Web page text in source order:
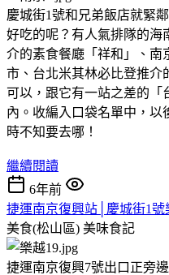
慶城街1號和兄弟飯店就緊
好吃的呢？有人氣排隊的海
介的素食餐廰「祥和」、南
市、台北米其林必比登推介
可以，跟它有一站之差的「
內。收編入口袋名單中，以
時不知要去哪！
繼續閱讀
6年前
捷運南京復興站│慶城街1
美食(松山區) 美味食記
捷運南京復興7號出口正旁